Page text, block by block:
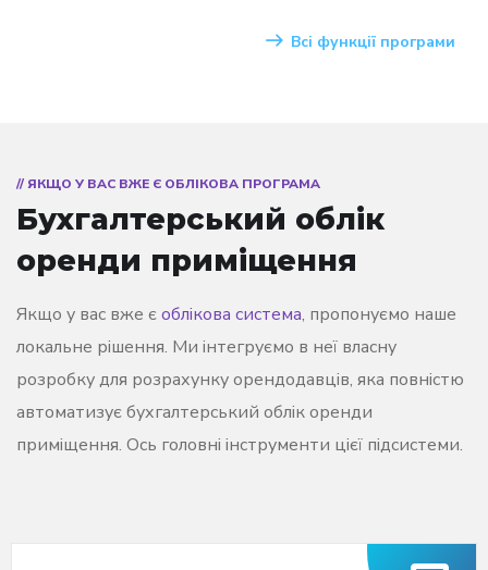
Всі функції програми
// ЯКЩО У ВАС ВЖЕ Є ОБЛІКОВА ПРОГРАМА
Бухгалтерський облік
оренди приміщення
Якщо у вас вже єоблікова система, пропонуємо наше
локальне рішення. Ми інтегруємо в неї власну
розробку для розрахунку орендодавців, яка повністю
автоматизує бухгалтерський облік оренди
приміщення. Ось головні інструменти цієї підсистеми.